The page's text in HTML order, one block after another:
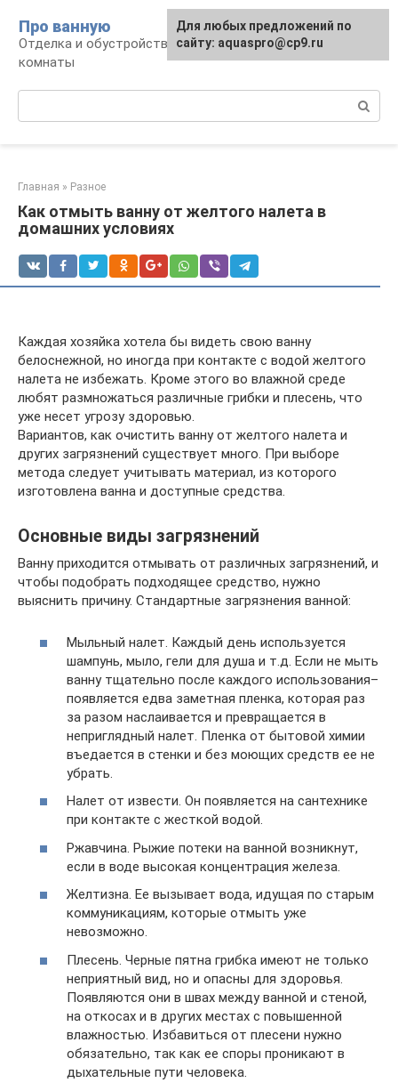
контенту
Про ванную
Отделка и обустройство современной ванной
комнаты
Главная » Разное
Как отмыть ванну от желтого налета в
домашних условиях
Каждая хозяйка хотела бы видеть свою ванну
белоснежной, но иногда при контакте с водой желтого
налета не избежать. Кроме этого во влажной среде
любят размножаться различные грибки и плесень, что
уже несет угрозу здоровью.
Вариантов, как очистить ванну от желтого налета и
других загрязнений существует много. При выборе
метода следует учитывать материал, из которого
изготовлена ванна и доступные средства.
Основные виды загрязнений
Ванну приходится отмывать от различных загрязнений, и
чтобы подобрать подходящее средство, нужно
выяснить причину. Стандартные загрязнения ванной:
Мыльный налет. Каждый день используется
шампунь, мыло, гели для душа и т.д. Если не мыть
ванну тщательно после каждого использования–
появляется едва заметная пленка, которая раз
за разом наслаивается и превращается в
неприглядный налет. Пленка от бытовой химии
въедается в стенки и без моющих средств ее не
убрать.
Налет от извести. Он появляется на сантехнике
при контакте с жесткой водой.
Ржавчина. Рыжие потеки на ванной возникнут,
если в воде высокая концентрация железа.
Желтизна. Ее вызывает вода, идущая по старым
коммуникациям, которые отмыть уже
невозможно.
Плесень. Черные пятна грибка имеют не только
неприятный вид, но и опасны для здоровья.
Появляются они в швах между ванной и стеной,
на откосах и в других местах с повышенной
влажностью. Избавиться от плесени нужно
обязательно, так как ее споры проникают в
дыхательные пути человека.
Для любых предложений по
сайту: aquaspro@cp9.ru